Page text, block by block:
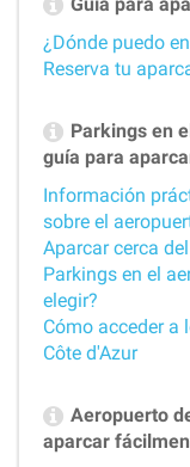
¿Dónde puedo
Reserva tu
Parkings en
guía para
Información
sobre el
Aparcar cerca
Parkings en el
elegir?
Cómo acceder a
Côte d'Azur
Aeropuerto
aparcar